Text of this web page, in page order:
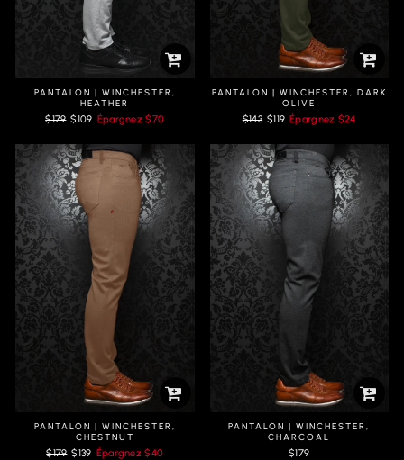
PANTALON | WINCHESTER,
HEATHER
Prix
$179 Prix
$109 Épargnez$70
PANTALON | WINCHESTER, DARK
OLIVE
Prix
$143 Prix
$119 Épargnez $24
PANTALON | WINCHESTER,
CHESTNUT
Prix
$179 Prix
$139 Épargnez$40
PANTALON | WINCHESTER,
CHARCOAL
$179